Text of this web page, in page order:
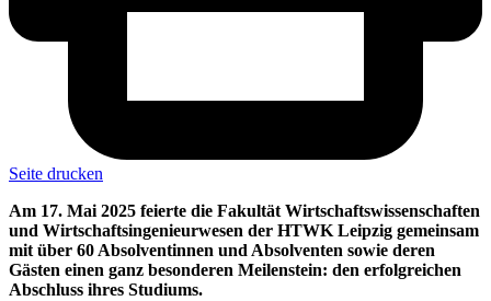
Seite drucken
Am 17. Mai 2025 feierte die Fakultät Wirtschaftswissenschaften
und Wirtschaftsingenieurwesen der HTWK Leipzig gemeinsam
mit über 60 Absolventinnen und Absolventen sowie deren
Gästen einen ganz besonderen Meilenstein: den erfolgreichen
Abschluss ihres Studiums.